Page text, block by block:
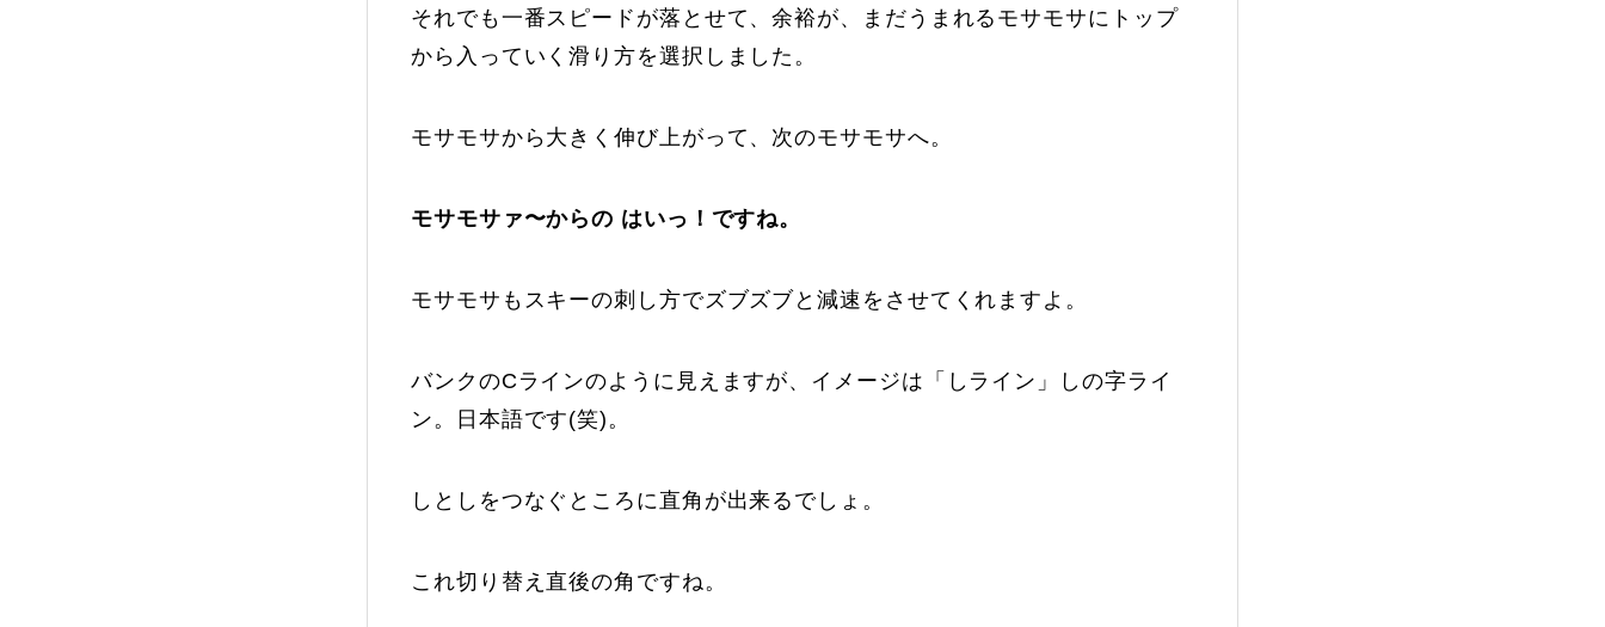
それでも一番スピードが落とせて、余裕が、まだうまれるモサモサにトップ
から入っていく滑り方を選択しました。
モサモサから大きく伸び上がって、次のモサモサへ。
モサモサァ〜からの はいっ！ですね。
モサモサもスキーの刺し方でズブズブと減速をさせてくれますよ。
バンクのCラインのように見えますが、イメージは「しライン」しの字ライ
ン。日本語です(笑)。
しとしをつなぐところに直角が出来るでしょ。
これ切り替え直後の角ですね。